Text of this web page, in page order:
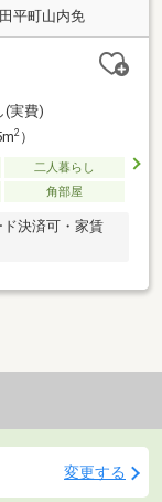
平町山内免
(実費)
2）
二人暮らし
角部屋
決済可・家賃
変更する